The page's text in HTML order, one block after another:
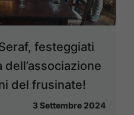
festeggiati
dell’associazione
del frusinate!
3 Settembre 2024